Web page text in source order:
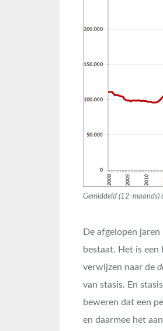
Gemiddeld (12-maands)
De afgelopen
bestaat. Het is
verwijzen naar de
van stasis. En
beweren dat een
en daarmee het